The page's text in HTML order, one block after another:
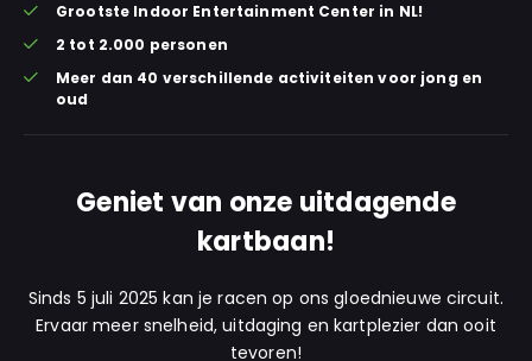
Grootste Indoor Entertainment Center in NL!
2 tot 2.000 personen
Meer dan 40 verschillende activiteiten voor jong en
oud
Geniet van onze uitdagende
kartbaan!
Sinds 5 juli 2025 kan je racen op ons gloednieuwe circuit.
Ervaar meer snelheid, uitdaging en kartplezier dan ooit
tevoren!